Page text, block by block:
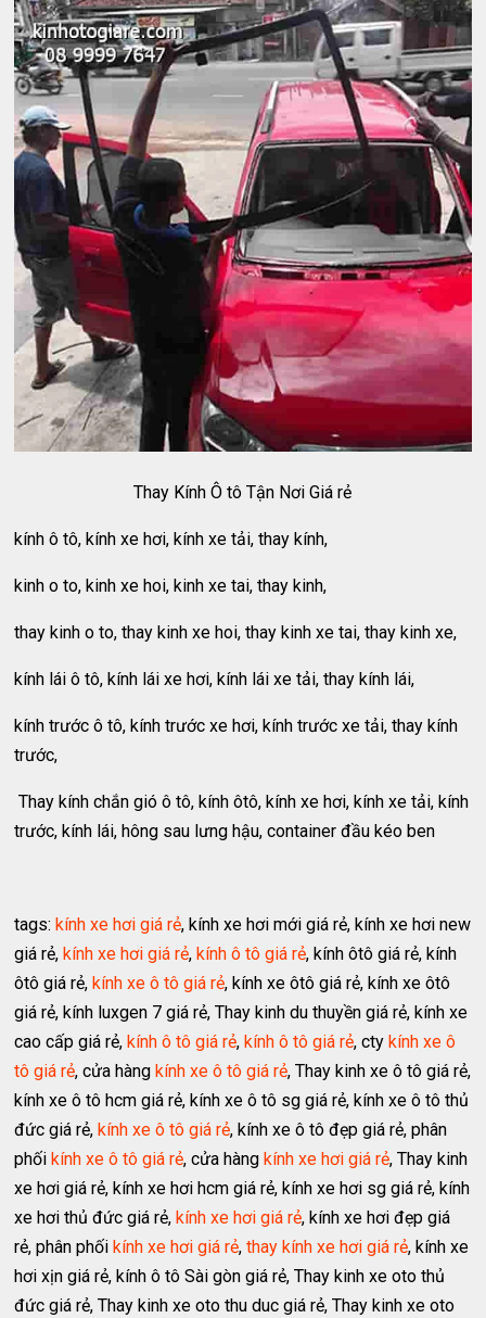
Thay Kính Ô tô Tận Nơi Giá rẻ
kính ô tô, kính xe hơi, kính xe tải, thay kính,
kinh o to, kinh xe hoi, kinh xe tai, thay kinh,
thay kinh o to, thay kinh xe hoi, thay kinh xe tai, thay kinh xe,
kính lái ô tô, kính lái xe hơi, kính lái xe tải, thay kính lái,
kính trước ô tô, kính trước xe hơi, kính trước xe tải, thay kính
trước,
Thay kính chắn gió ô tô, kính ôtô, kính xe hơi, kính xe tải, kính
trước, kính lái, hông sau lưng hậu, container đầu kéo ben
tags: kính xe hơi giá rẻ, kính xe hơi mới giá rẻ, kính xe hơi new
giá rẻ, kính xe hơi giá rẻ, kính ô tô giá rẻ, kính ôtô giá rẻ, kính
ôtô giá rẻ, kính xe ô tô giá rẻ, kính xe ôtô giá rẻ, kính xe ôtô
giá rẻ, kính luxgen 7 giá rẻ, Thay kinh du thuyền giá rẻ, kính xe
cao cấp giá rẻ, kính ô tô giá rẻ, kính ô tô giá rẻ, cty kính xe ô
tô giá rẻ, cửa hàng kính xe ô tô giá rẻ, Thay kinh xe ô tô giá rẻ,
kính xe ô tô hcm giá rẻ, kính xe ô tô sg giá rẻ, kính xe ô tô thủ
đức giá rẻ, kính xe ô tô giá rẻ, kính xe ô tô đẹp giá rẻ, phân
phối kính xe ô tô giá rẻ, cửa hàng kính xe hơi giá rẻ, Thay kinh
xe hơi giá rẻ, kính xe hơi hcm giá rẻ, kính xe hơi sg giá rẻ, kính
xe hơi thủ đức giá rẻ, kính xe hơi giá rẻ, kính xe hơi đẹp giá
rẻ, phân phối kính xe hơi giá rẻ,thay kính xe hơi giá rẻ, kính xe
hơi xịn giá rẻ, kính ô tô Sài gòn giá rẻ, Thay kinh xe oto thủ
đức giá rẻ, Thay kinh xe oto thu duc giá rẻ, Thay kinh xe oto